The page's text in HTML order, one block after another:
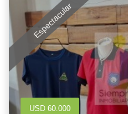
Espectacular
USD 60.000